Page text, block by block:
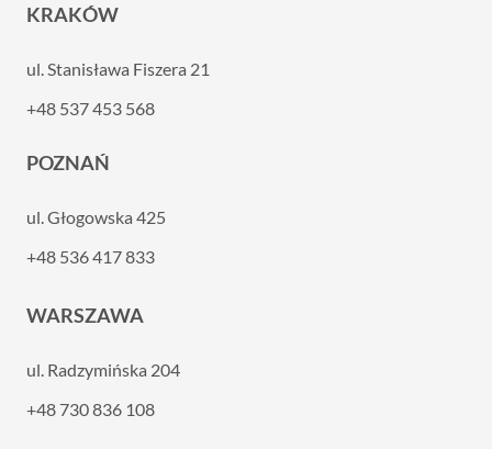
KRAKÓW
ul. Stanisława Fiszera 21
+48 537 453 568
POZNAŃ
ul. Głogowska 425
+48 536 417 833
WARSZAWA
ul. Radzymińska 204
+48 730 836 108